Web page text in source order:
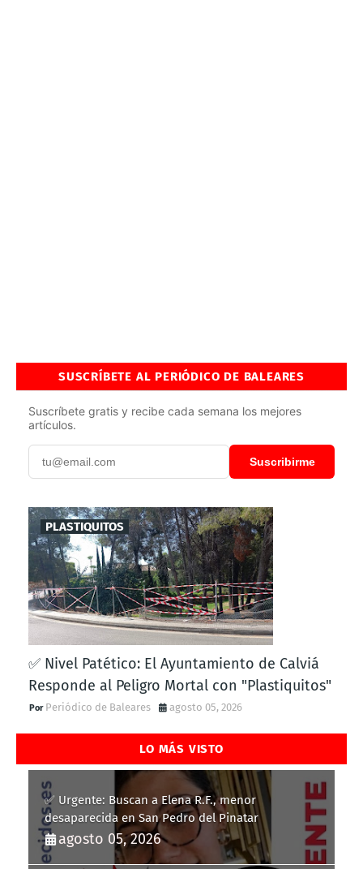
SUSCRÍBETE AL PERIÓDICO DE BALEARES
Suscríbete gratis y recibe cada semana los mejores
artículos.
Suscribirme
PLASTIQUITOS
✅ Nivel Patético: El Ayuntamiento de Calviá
Responde al Peligro Mortal con "Plastiquitos"
Periódico de Baleares agosto 05, 2026
LO MÁS VISTO
✅ Urgente: Buscan a Elena R.F., menor
desaparecida en San Pedro del Pinatar
agosto 05, 2026